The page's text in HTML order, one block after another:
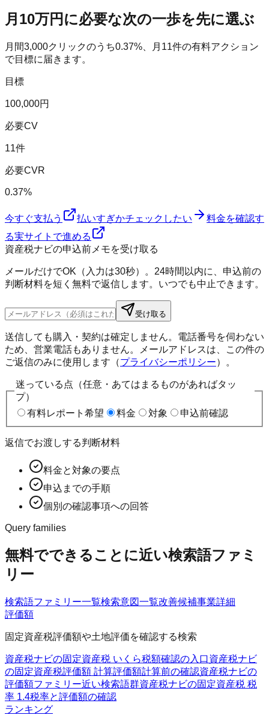
月10万円に必要な次の一歩を先に選ぶ
月間3,000クリックのうち0.37%、月 11件の有料アクション
で目標に届きます。
目標
100,000円
必要CV
11件
必要CVR
0.37%
今すぐ支払う 払いすぎかチェックしたい
料金を確認す
る実サイトで進める
資産税ナビの申込前メモを受け取る
メールだけでOK（入力は30秒）。24時間以内に、申込前の
判断材料を短く無料で返信します。いつでも中止できます。
受け取る
送信しても購入・契約は確定しません。電話番号を伺わない
ため、営業電話もありません。メールアドレスは、この件の
ご返信のみに使用します（プライバシーポリシー）。
迷っている点（任意・あてはまるものがあればタッ
プ）
有料レポート希望
料金 対象 申込前確認
返信でお渡しする判断材料
料金と対象の要点
申込までの手順
個別の確認事項への回答
Query families
無料でできることに近い検索語ファミ
リー
検索語ファミリー一覧検索意図一覧改善候補事業詳細
評価額
固定資産税評価額や土地評価を確認する検索
資産税ナビの固定資産税 いくら税額確認の入口資産税ナビ
の固定資産税評価額 計算評価額計算前の確認資産税ナビの
評価額ファミリー近い検索語群資産税ナビの固定資産税 税
率 1.4税率と評価額の確認
ランキング